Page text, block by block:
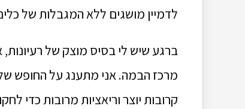
לדמיין מושגים ללא המגבלות של
ברגע שיש לי בסיס מוצק של רעיונות,
מרכז הבמה. אני מתענג על החופש
קרובות יוצר וריאציות מרובות כדי